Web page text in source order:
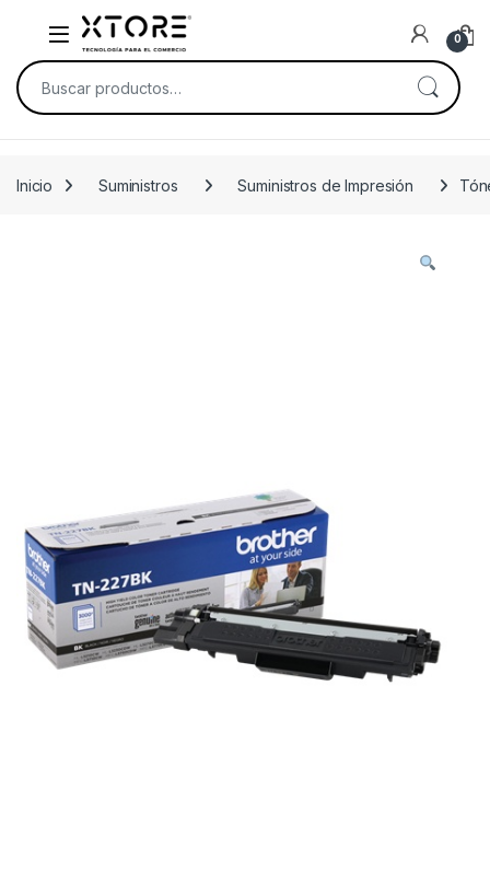
Skip to navigation
Skip to content
0
Buscar por:
Inicio Suministros Suministros de Impresión